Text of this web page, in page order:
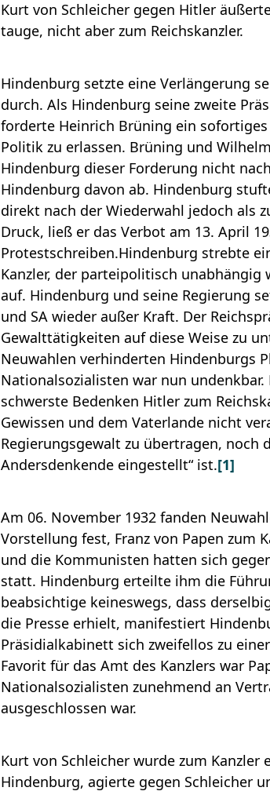
Kurt von Schleicher gegen Hitler
tauge, nicht aber zum Reichskanzler.
Hindenburg setzte eine Verlängerung
durch. Als Hindenburg seine zweite
forderte Heinrich Brüning ein
Politik zu erlassen. Brüning und
Hindenburg dieser Forderung nicht
Hindenburg davon ab. Hindenburg
direkt nach der Wiederwahl jedoch als
Druck, ließ er das Verbot am 13. April
Protestschreiben.Hindenburg strebte
Kanzler, der parteipolitisch unabhängig
auf. Hindenburg und seine Regierung
und SA wieder außer Kraft. Der
Gewalttätigkeiten auf diese Weise zu
Neuwahlen verhinderten Hindenburgs
Nationalsozialisten war nun
schwerste Bedenken Hitler zum
Gewissen und dem Vaterlande nicht
Regierungsgewalt zu übertragen, noch
Andersdenkende eingestellt“ ist.[1]
Am 06. November 1932 fanden
Vorstellung fest, Franz von Papen zum
und die Kommunisten hatten sich
statt. Hindenburg erteilte ihm die
beabsichtige keineswegs, dass
die Presse erhielt, manifestiert
Präsidialkabinett sich zweifellos zu
Favorit für das Amt des Kanzlers war
Nationalsozialisten zunehmend an
ausgeschlossen war.
Kurt von Schleicher wurde zum Kanzler
Hindenburg, agierte gegen Schleicher